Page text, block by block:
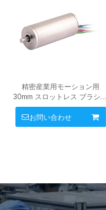
精密産業用モーション用
30mm スロットレス ブラシレ
ス モーター
お問い合わせ